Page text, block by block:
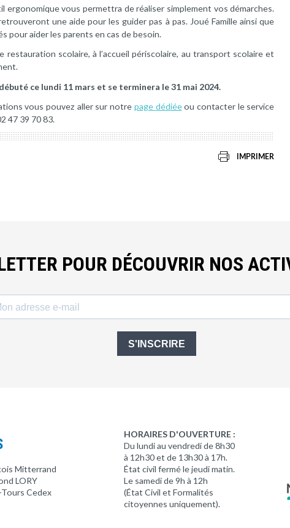
ergonomique vous permettra de réaliser simplement vos démarches.
une aide pour les guider pas à pas. Joué Famille ainsi que
pour aider les parents en cas de besoin.
scolaire, à l’accueil périscolaire, au transport scolaire et
ce lundi 11 mars et se terminera le 31 mai 2024.
vous pouvez aller sur notre page dédiéeou contacter le service
47 39 70 83.
IMPRIMER
POUR DÉCOUVRIR NOS
S'INSCRIRE
Mitterrand
LORY
Cedex
HORAIRES D'OUVERTURE :
Du lundi au vendredi de 8h30
à 12h30 et de 13h30 à 17h.
État civil fermé le jeudi matin.
Le samedi de 9h à 12h
(État Civil et Formalités
citoyennes uniquement).